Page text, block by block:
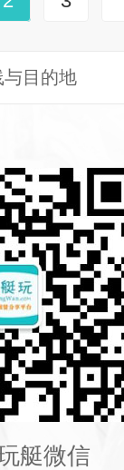
与目的地
艇微信